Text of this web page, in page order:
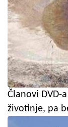
Članovi DVD-
životinje, pa